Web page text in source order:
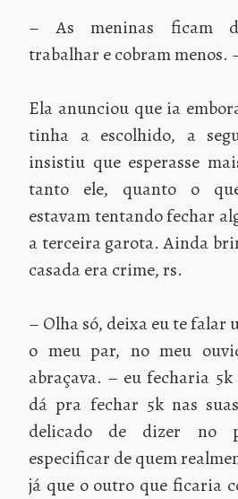
– As meninas ficam
trabalhar e cobram menos.
Ela anunciou que ia
tinha a escolhido, a
insistiu que esperasse
tanto ele, quanto o
estavam tentando fechar
a terceira garota. Ainda
casada era crime, rs.
– Olha só, deixa eu te falar
o meu par, no meu
abraçava. – eu fecharia 5k
dá pra fechar 5k nas
delicado de dizer no
especificar de quem
já que o outro que ficaria